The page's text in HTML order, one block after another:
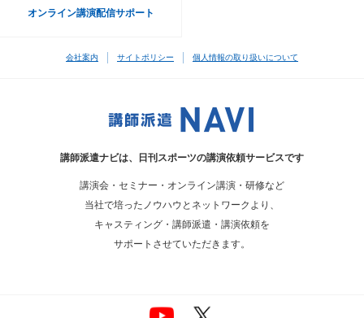
オンライン講演配信サポート
会社案内 サイトポリシー 個人情報の取り扱いについて
講師派遣ナビは、 日刊スポーツの講演依頼サービスです
講演会・セミナー・オンライン講演・研修など
当社で培ったノウハウとネットワークより、
キャスティング・講師派遣・講演依頼を
サポートさせていただきます。